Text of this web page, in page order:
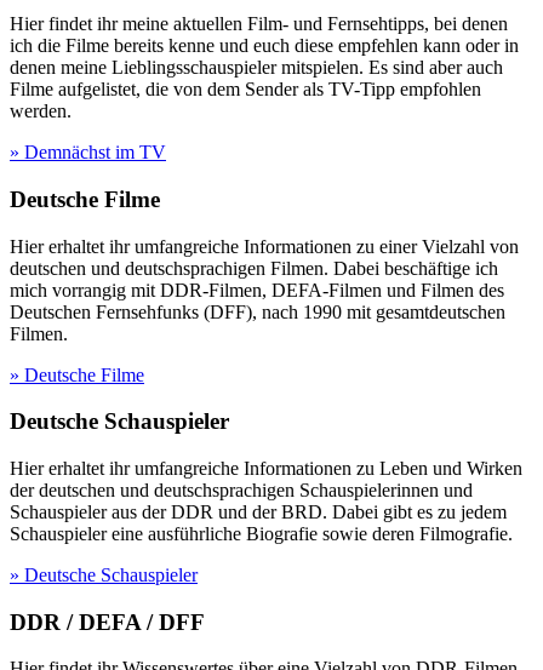
Hier findet ihr meine aktuellen Film- und Fernsehtipps, bei denen
ich die Filme bereits kenne und euch diese empfehlen kann oder in
denen meine Lieblingsschauspieler mitspielen. Es sind aber auch
Filme aufgelistet, die von dem Sender als TV-Tipp empfohlen
werden.
» Demnächst im TV
Deutsche Filme
Hier erhaltet ihr umfangreiche Informationen zu einer Vielzahl von
deutschen und deutschsprachigen Filmen. Dabei beschäftige ich
mich vorrangig mit DDR-Filmen, DEFA-Filmen und Filmen des
Deutschen Fernsehfunks (DFF), nach 1990 mit gesamtdeutschen
Filmen.
» Deutsche Filme
Deutsche Schauspieler
Hier erhaltet ihr umfangreiche Informationen zu Leben und Wirken
der deutschen und deutschsprachigen Schauspielerinnen und
Schauspieler aus der DDR und der BRD. Dabei gibt es zu jedem
Schauspieler eine ausführliche Biografie sowie deren Filmografie.
» Deutsche Schauspieler
DDR / DEFA / DFF